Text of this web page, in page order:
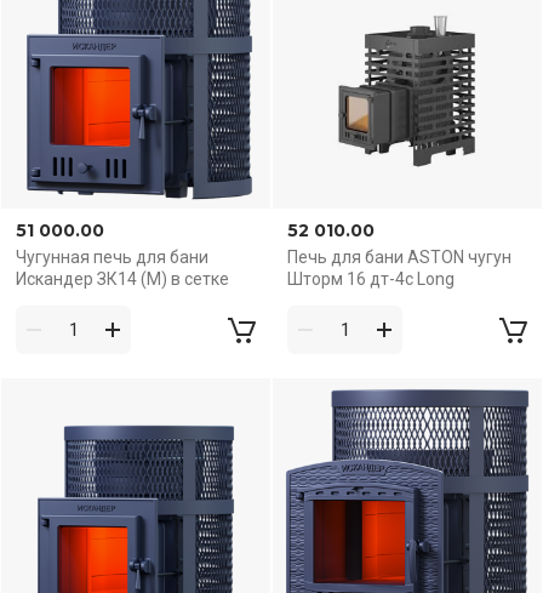
51 000.00
Чугунная печь для бани
Искандер ЗК14 (М) в сетке
52 010.00
Печь для бани ASTON чугун
Шторм 16 дт-4c Long